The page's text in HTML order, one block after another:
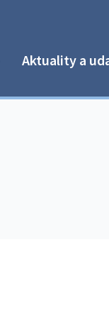
Aktuality a